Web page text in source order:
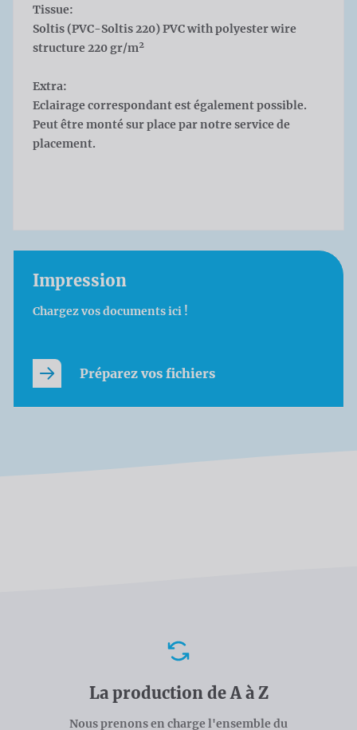
Tissue:
Soltis (PVC-Soltis 220) PVC with polyester wire
structure 220 gr/m²
Extra:
Eclairage correspondant est également possible.
Peut être monté sur place par notre service de
placement.
Impression
Chargez vos documents ici !
Préparez vos fichiers
La production de A à Z
Nous prenons en charge l'ensemble du